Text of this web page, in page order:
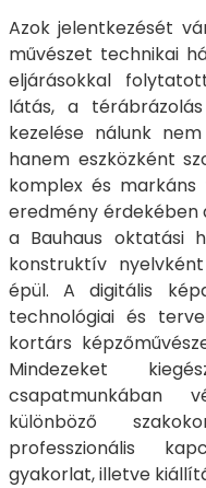
Azok jelentkezését
művészet technikai
eljárásokkal
látás, a
kezelése nálunk
hanem eszközként
komplex és markáns
eredmény érdekében
a Bauhaus oktatási
konstruktív
épül. A digitális
technológiai és
kortárs
Mindezeket
csapatmunkában
különböző
professzionális
gyakorlat, illetve